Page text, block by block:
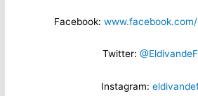
Facebook:
Twitter:
Instagram: